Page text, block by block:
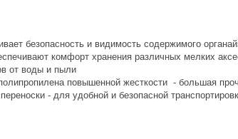
безопасность и видимость содержимого
комфорт хранения различных мелких
от воды и пыли
повышенной жесткости - большая
- для удобной и безопасной